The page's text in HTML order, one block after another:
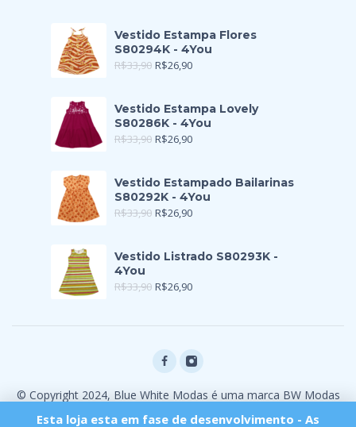
Vestido Estampa Flores
S80294K - 4You
R$33,90 R$26,90
Vestido Estampa Lovely
S80286K - 4You
R$33,90 R$26,90
Vestido Estampado Bailarinas
S80292K - 4You
R$33,90 R$26,90
Vestido Listrado S80293K -
4You
R$33,90 R$26,90
© Copyright 2024, Blue White Modas é uma marca BW Modas
Esta loja esta em fase de desenvolvimento - As